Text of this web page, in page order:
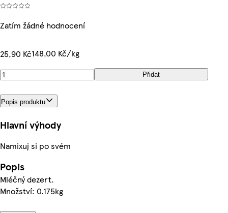
Zatím žádné hodnocení
25,90 Kč148,00 Kč/kg
Přidat
Popis produktu
Hlavní výhody
Namixuj si po svém
Popis
Mléčný dezert.
Množství: 0.175kg